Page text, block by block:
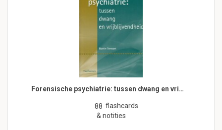
Forensische psychiatrie: tussen dwang en vri…
88 flashcards
& notities